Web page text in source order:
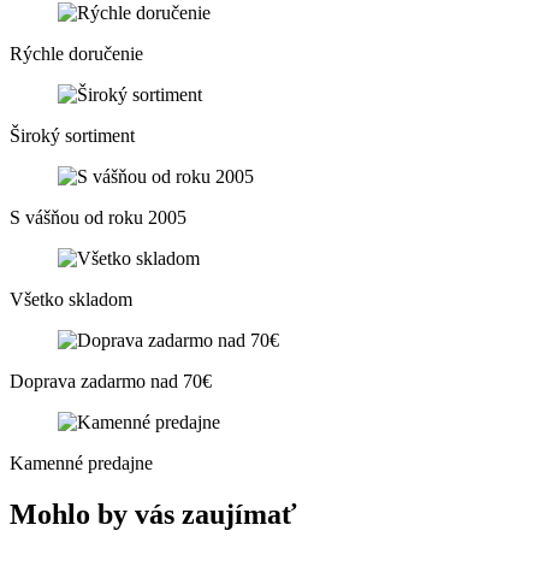
Rýchle doručenie
Široký sortiment
S vášňou od roku 2005
Všetko skladom
Doprava zadarmo nad 70€
Kamenné predajne
Mohlo by vás zaujímať